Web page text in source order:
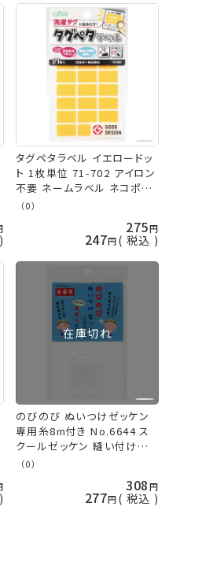
タグペタラベル イエロードッ
ト 1枚単位 71-702 アイロン
不要 ネームラベル ネコポス
可 クロバー clv 手芸の山久
（0）
275
247 税込
在庫切れ
のびのび ぬいつけゼッケン
専用糸8m付き No.6644 ス
クールゼッケン 縫い付け用
ゼッケン 布 ミササ 手芸の山
（0）
308
277 税込